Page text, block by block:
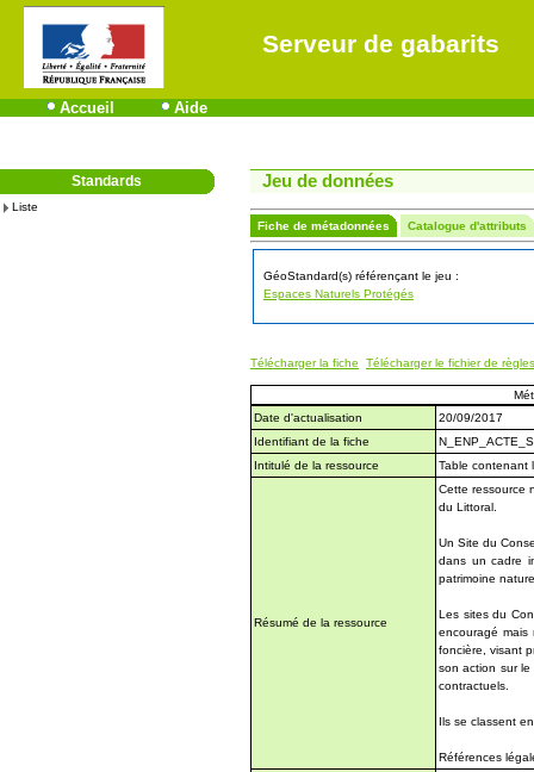
Serveur de gabarits
Accueil Aide
Standards
Liste
Jeu de données
Fiche de métadonnées Catalogue d'attributs
GéoStandard(s) référençant le jeu :
Espaces Naturels Protégés
Télécharger la fiche Télécharger le fichier de règles
Date d'actualisation
20/09/2017
Identifiant de la fiche
Intitulé de la ressource
Table contenant
Résumé de la ressource
Cette ressource
du Littoral.
Un Site du
dans un cadre
patrimoine
Les sites du
encouragé mais
foncière, visant
son action sur
contractuels.
Ils se classent
Références